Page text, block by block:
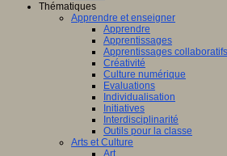
Thématiques
Apprendre et enseigner
Apprendre
Apprentissages
Apprentissages collaboratifs
Créativité
Culture numérique
Evaluations
Individualisation
Initiatives
Interdisciplinarité
Outils pour la classe
Arts et Culture
Art